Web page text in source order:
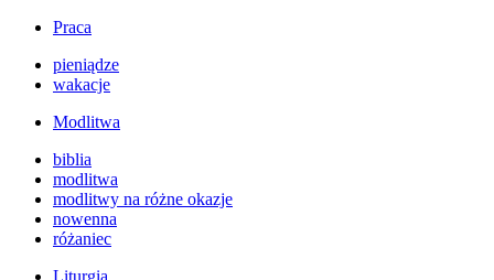
Praca
pieniądze
wakacje
Modlitwa
biblia
modlitwa
modlitwy na różne okazje
nowenna
różaniec
Liturgia